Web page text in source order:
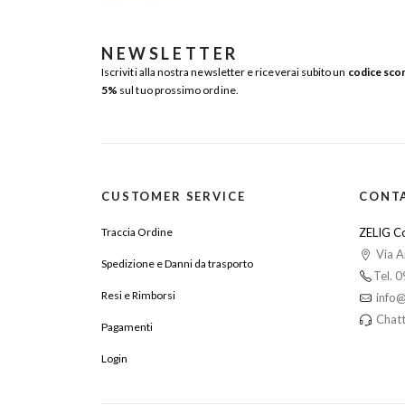
NEWSLETTER
Iscriviti alla nostra newsletter e riceverai subito un codice
5% sul tuo prossimo ordine.
CUSTOMER SERVICE
Traccia Ordine
Spedizione e Danni da trasporto
Resi e Rimborsi
Pagamenti
Login
ZELIG
Via
Tel.